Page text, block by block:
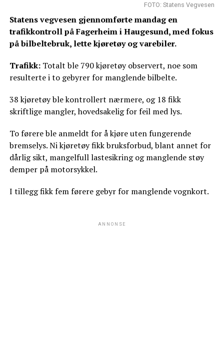
FOTO: Statens Vegvesen
Statens vegvesen gjennomførte mandag en
trafikkontroll på Fagerheim i Haugesund, med fokus
på bilbeltebruk, lette kjøretøy og varebiler.
Trafikk:Totalt ble 790 kjøretøy observert, noe som
resulterte i to gebyrer for manglende bilbelte.
38 kjøretøy ble kontrollert nærmere, og 18 fikk
skriftlige mangler, hovedsakelig for feil med lys.
To førere ble anmeldt for å kjøre uten fungerende
bremselys. Ni kjøretøy fikk bruksforbud, blant annet for
dårlig sikt, mangelfull lastesikring og manglende støy
demper på motorsykkel.
I tillegg fikk fem førere gebyr for manglende vognkort.
ANNONSE